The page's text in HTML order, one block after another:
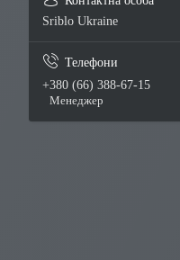
Sriblo Ukraine
+380 (66) 388-67-15
Менеджер